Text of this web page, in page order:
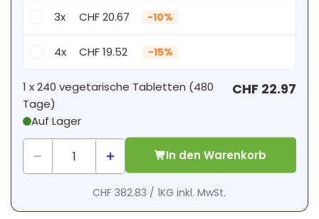
3x CHF 20.67 -10%
4x CHF 19.52 -15%
Dein persönlicher Rabatt
1
1 x240 vegetarische Tabletten (480
Tage)
Auf Lager
CHF 22.97
In den Warenkorb
CHF 382.83 /1KG inkl. MwSt.